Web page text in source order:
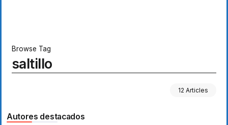
Browse Tag
saltillo
12 Articles
Autores destacados